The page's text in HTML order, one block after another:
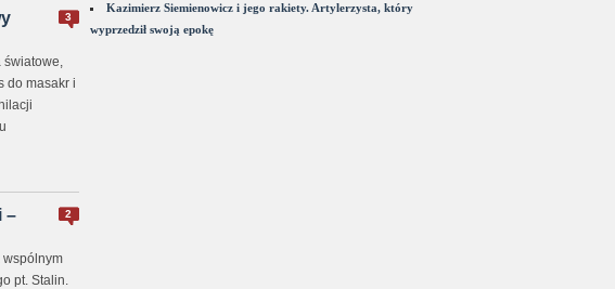
3
światowe,
do masakr i
2
–
wspólnym
pt. Stalin.
Kazimierz Siemienowicz i jego rakiety. Artylerzysta, który
wyprzedził swoją epokę